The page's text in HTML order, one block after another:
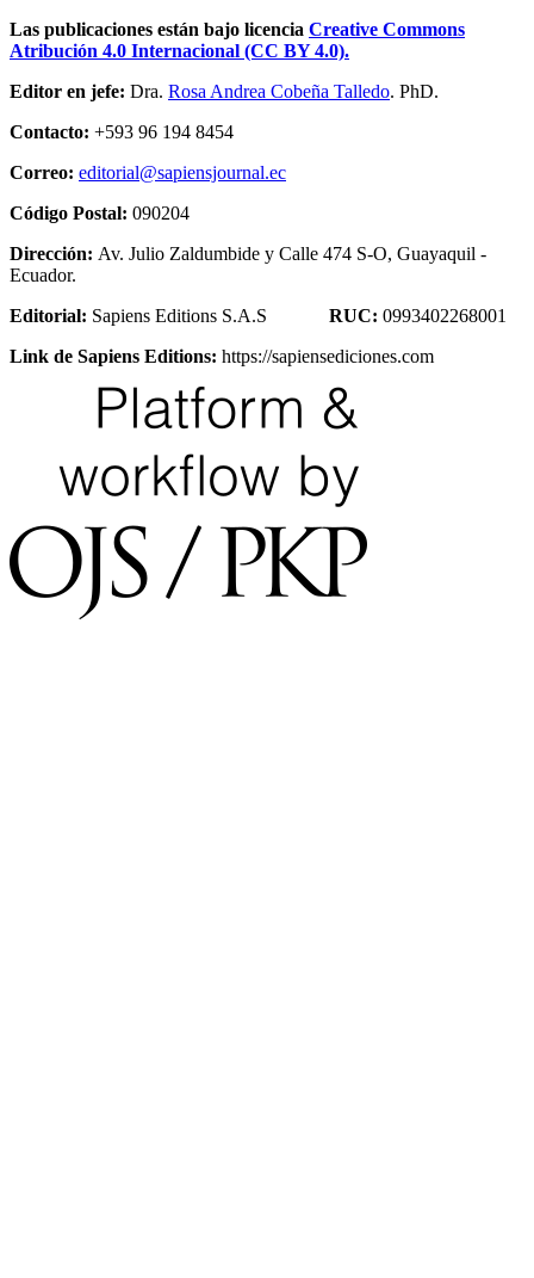
Las publicaciones están bajo licencia Creative Commons
Atribución 4.0 Internacional (CC BY 4.0).
Editor en jefe: Dra. Rosa Andrea Cobeña Talledo. PhD.
Contacto: +593 96 194 8454
Correo: editorial@sapiensjournal.ec
Código Postal: 090204
Dirección: Av. Julio Zaldumbide y Calle 474 S-O, Guayaquil -
Ecuador.
Editorial: Sapiens Editions S.A.S RUC: 0993402268001
Link de Sapiens Editions: https://sapiensediciones.com